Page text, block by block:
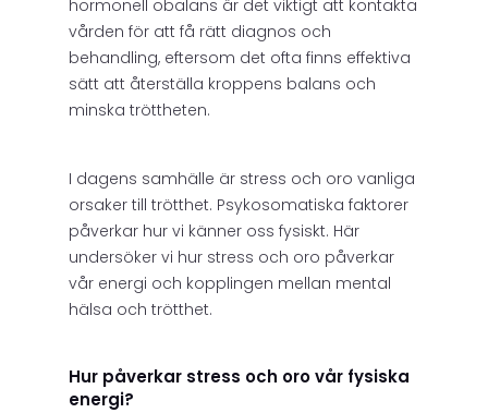
hormonell obalans är det viktigt att kontakta
vården för att få rätt diagnos och
behandling, eftersom det ofta finns effektiva
sätt att återställa kroppens balans och
minska tröttheten.
I dagens samhälle är stress och oro vanliga
orsaker till trötthet. Psykosomatiska faktorer
påverkar hur vi känner oss fysiskt. Här
undersöker vi hur stress och oro påverkar
vår energi och kopplingen mellan mental
hälsa och trötthet.
Hur påverkar stress och oro vår fysiska
energi?